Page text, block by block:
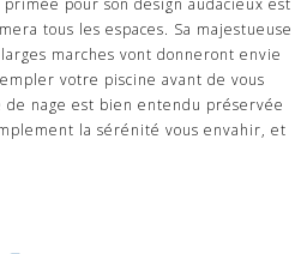
tous les espaces. Sa majestueuse
marches vont donneront envie
votre piscine avant de vous
nage est bien entendu préservée
la sérénité vous envahir, et